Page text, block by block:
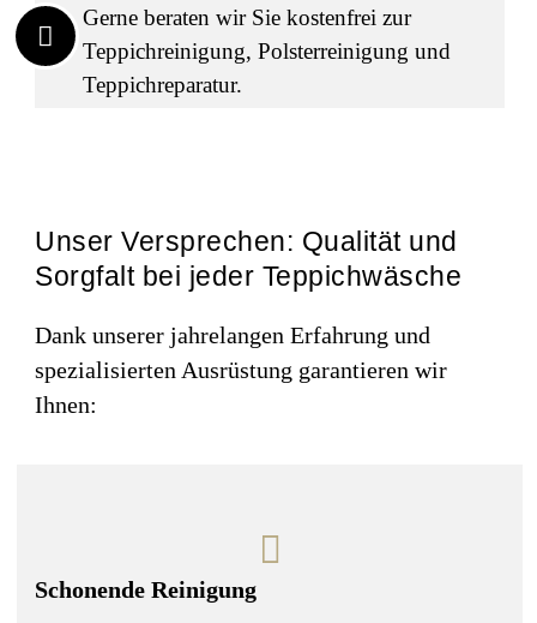
Gerne beraten wir Sie kostenfrei zur
Teppichreinigung, Polsterreinigung und
Teppichreparatur.
Unser Versprechen: Qualität und
Sorgfalt bei jeder Teppichwäsche
Dank unserer jahrelangen Erfahrung und
spezialisierten Ausrüstung garantieren wir
Ihnen:
Schonende Reinigung